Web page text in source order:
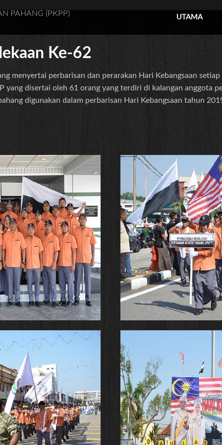
PAHANG (PKPP) UTAMA
Ke-62
menyertai perbarisan dan perarakan Hari Kebangsaan
yang disertai oleh 61 orang yang terdiri di kalangan anggota
digunakan dalam perbarisan Hari Kebangsaan tahun